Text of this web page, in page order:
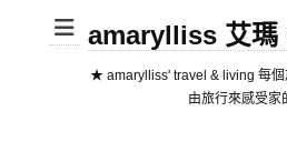
amarylliss 艾瑪
★ amarylliss' travel & living 每個
由旅行來感受家